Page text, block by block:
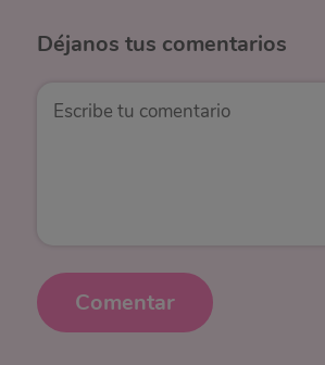
Déjanos tus comentarios
Comentar